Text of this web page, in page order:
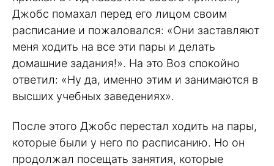
Джобс помахал перед его лицом своим
расписание и пожаловался: «Они заставляют
меня ходить на все эти пары и делать
домашние задания!». На это Воз спокойно
ответил: «Ну да, именно этим и занимаются в
высших учебных заведениях».
После этого Джобс перестал ходить на пары,
которые были у него по расписанию. Но он
продолжал посещать занятия, которые